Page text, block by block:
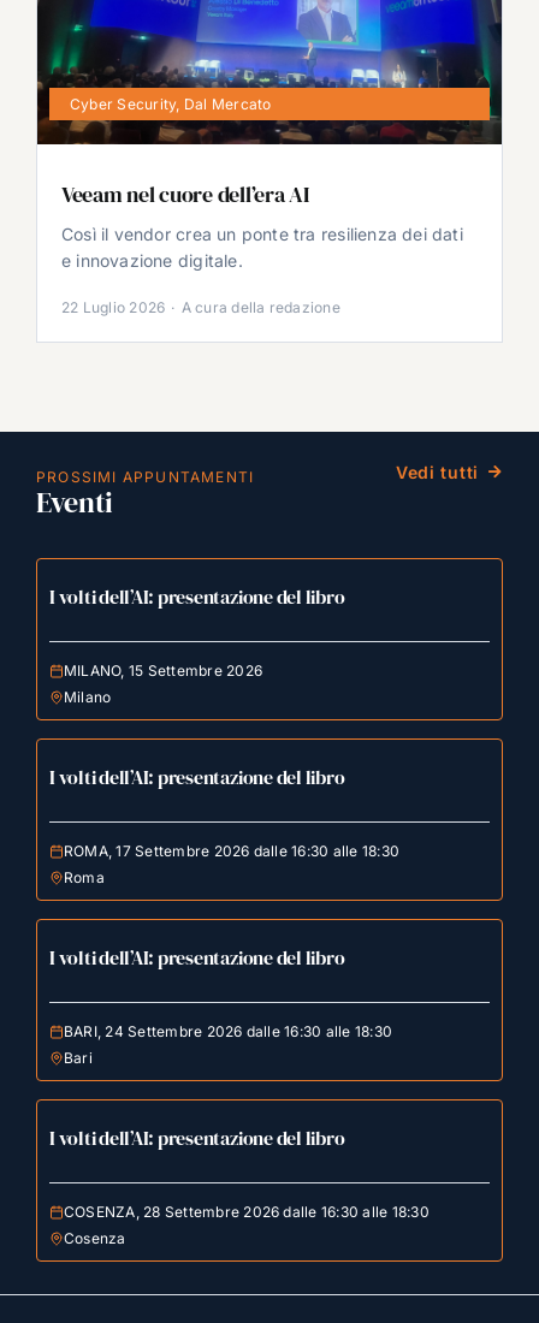
Cyber Security, Dal Mercato
Veeam nel cuore dell’era AI
Così il vendor crea un ponte tra resilienza dei dati
e innovazione digitale.
22 Luglio 2026 · A cura della redazione
PROSSIMI APPUNTAMENTI
Eventi
Vedi tutti
I volti dell’AI: presentazione del libro
MILANO, 15 Settembre 2026
Milano
I volti dell’AI: presentazione del libro
ROMA, 17 Settembre 2026 dalle 16:30 alle 18:30
Roma
I volti dell’AI: presentazione del libro
BARI, 24 Settembre 2026 dalle 16:30 alle 18:30
Bari
I volti dell’AI: presentazione del libro
COSENZA, 28 Settembre 2026 dalle 16:30 alle 18:30
Cosenza